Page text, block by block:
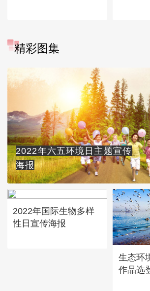
精彩图集
2022年六五环境日主题宣传
海报
2022年国际生物多样
性日宣传海报
生态环
作品选